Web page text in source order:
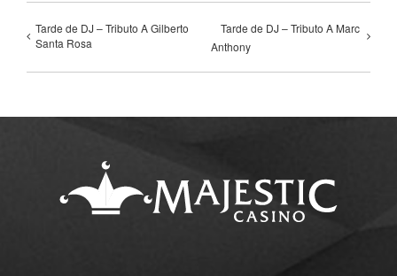
Tarde de DJ – Tributo A Gilberto
Santa Rosa
Tarde de DJ – Tributo A Marc
Anthony